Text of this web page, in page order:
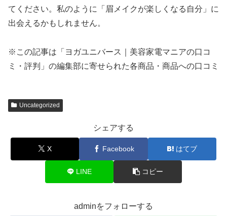
てください。私のように「眉メイクが楽しくなる自分」に
出会えるかもしれません。
※この記事は「ヨガユニバース｜美容家電マニアの口コ
ミ・評判」の編集部に寄せられた各商品・商品への口コミ
Uncategorized
シェアする
X Facebook はてブ
LINE コピー
adminをフォローする